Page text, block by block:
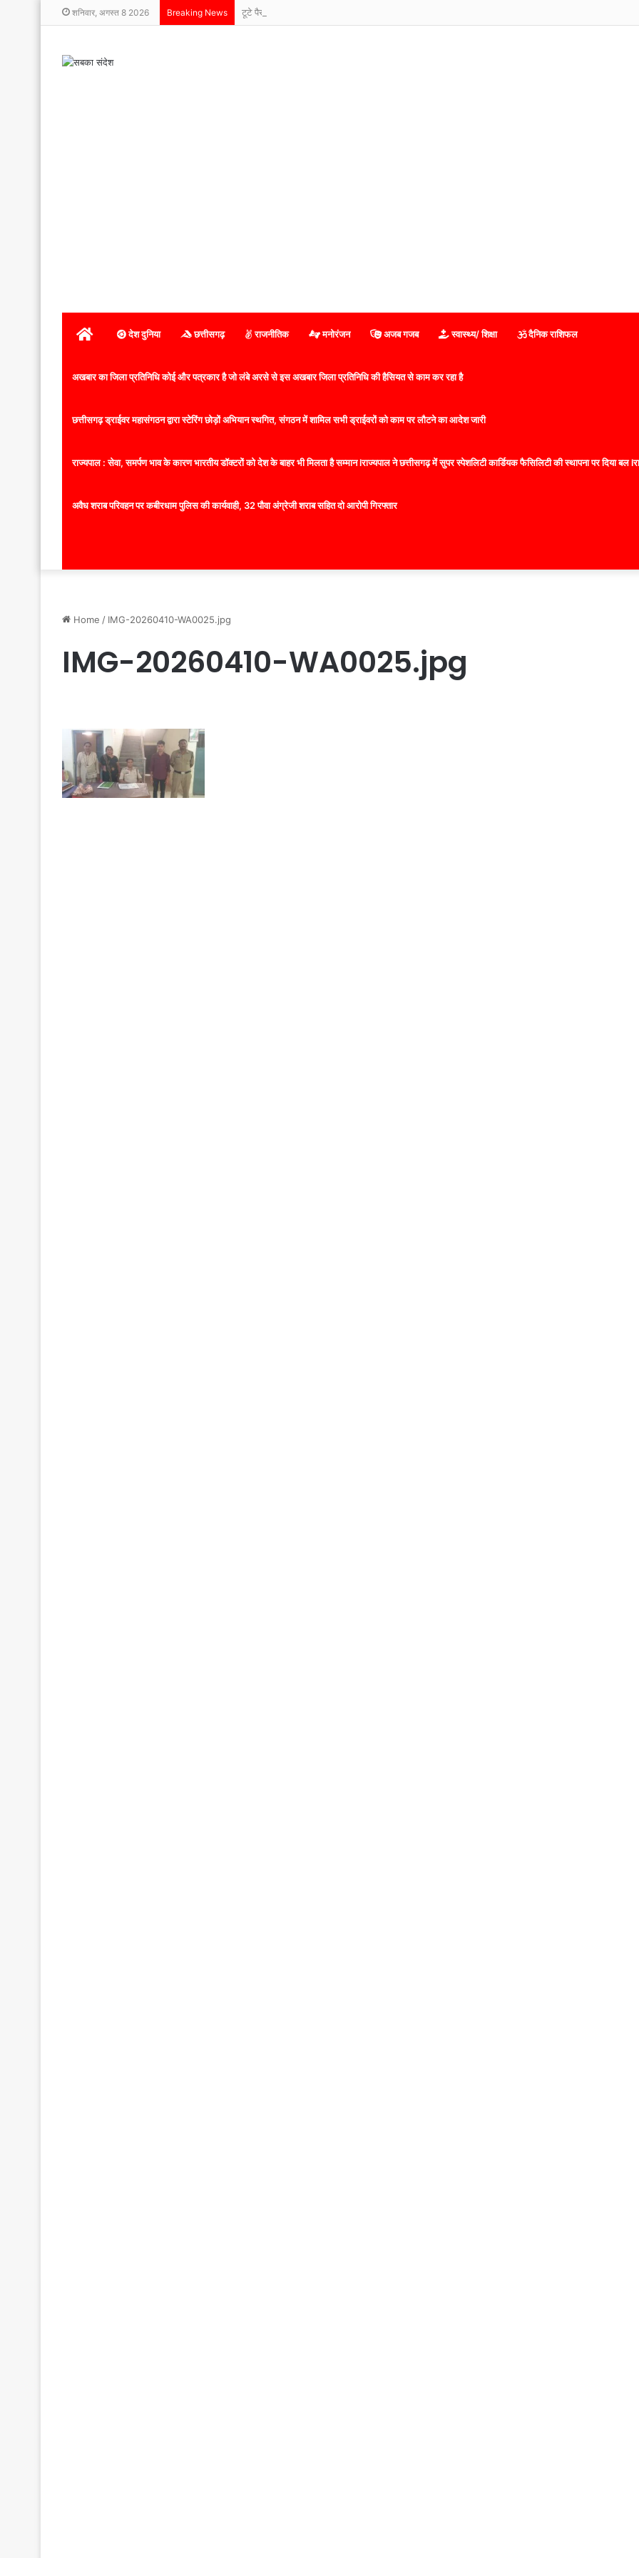
शनिवार, अगस्त 8 2026 Breaking News टूटे पैर, बुलंद हौसले! ओडिशा में 250 KM तिपहिया साइकिल चलाकर इलाज कराने अस्पताल पहुंचे 65 साल के बुजुर्ग
होम देश दुनिया छत्तीसगढ़ राजनीतिक मनोरंजन अजब गजब स्वास्थ्य/ शिक्षा दैनिक राशिफल
अखबार का जिला प्रतिनिधि कोई और पत्रकार है जो लंबे अरसे से इस अखबार जिला प्रतिनिधि की हैसियत से काम कर रहा है
छत्तीसगढ़ ड्राईवर महासंगठन द्वारा स्टेरिंग छोड़ों अभियान स्थगित, संगठन में शामिल सभी ड्राईवरों को काम पर लौटने का आदेश जारी
राज्यपाल : सेवा, समर्पण भाव के कारण भारतीय डॉक्टरों को देश के बाहर भी मिलता है सम्मान lराज्यपाल ने छत्तीसगढ़ में सुपर स्पेशलिटी कार्डियक फैसिलिटी की स्थापना पर दिया
अवैध शराब परिवहन पर कबीरधाम पुलिस की कार्यवाही, 32 पौवा अंग्रेजी शराब सहित दो आरोपी गिरफ्तार
Home / IMG-20260410-WA0025.jpg
IMG-20260410-WA0025.jpg